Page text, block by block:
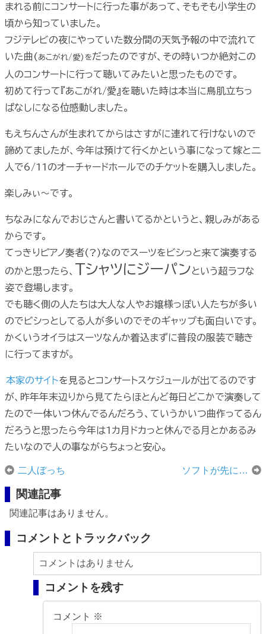
まれる前にコンサートに行った事があって、そもそも小学生の
頃から知っていました。
フジテレビの夜にやっていた数分間の天気予報の中で流れて
いた曲( あこがれ/愛)をだったのですが、その時いつか絶対この
人のコンサートに行って聴いてみたいと思ったものです。
初めて行って『あこがれ/愛』を聴いた時は本当に鳥肌立ちっ
ぱなしになる位感動しました。
もえちんさんが生まれてからはさすがに連れて行けないので
諦めてましたが、今年は預けて行くかという事になって嫁と二
人で6/11のオーチャードホールでのチケットを購入しました。
楽しみぃ〜です。
ちなみになんでおじさんと書いてるかというと、親しみがある
からです。
てっきりピアノ奏者(?)なのでスーツをビシっと来て演奏する
のかと思ったら、 Tシャツにジーパンという超ラフな
姿で登場します。
でも聴く側の人たちは大人な人やお嬢様っぽい人たちが多い
のでビシっとしてる人が多いのでそのギャップも面白いです。
かくいうオイラはスーツなんか着込まずに普段の服装で聴き
に行ってますが。
本家のサイトを見るとコンサートスケジュールが出てるのです
が、昨年年末辺りから見てたらほとんど毎日どこかで演奏して
たので一体いつ休んでるんだろう、ていうかいつ曲作ってるん
だろうと思ったら今年は1カ月ドカっと休んでる月とかあるみ
たいなので人の事ながらちょっと安心。
二人ぼっち ソフトが先に…
関連記事
関連記事はありません。
コメントとトラックバック
コメントはありません
コメントを残す
コメント ※